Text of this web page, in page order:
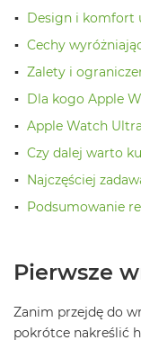
w
o
ż
ó
t
y
M
c
B
N
e
S
u
Design i komfort
Cechy
Zalety i
Dla kogo Apple
Apple Watch
Czy dalej warto
Najczęściej
Podsumowanie
Pierwsze
Zanim przejdę do
pokrótce nakreślić